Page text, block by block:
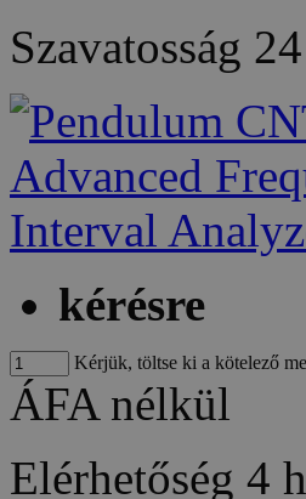
Szavatosság
kérésre
Kérjük, töltse ki a kötelező
ÁFA nélkül
Elérhetőség 4